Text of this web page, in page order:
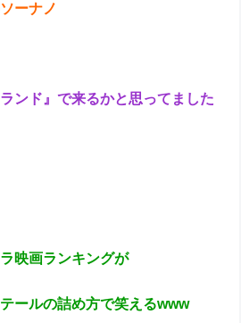
ーナノ
ンド』で来るかと思ってました
映画ランキングが
ールの詰め方で笑えるwww